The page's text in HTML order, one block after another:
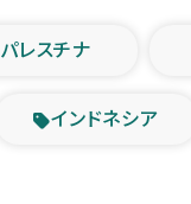
パレスチナ
インドネシア